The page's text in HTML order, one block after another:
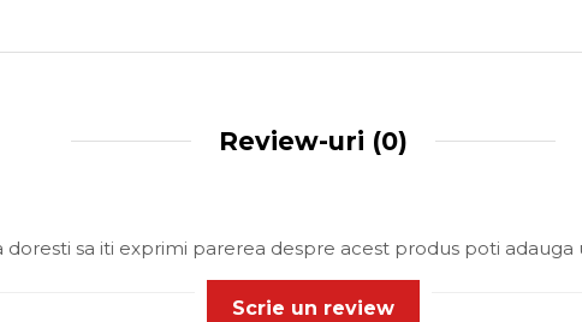
Review-uri (0)
doresti sa iti exprimi parerea despre acest produs poti adauga
Scrie un review